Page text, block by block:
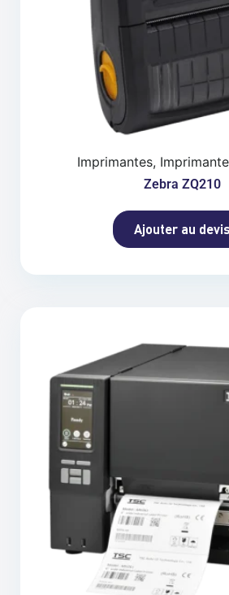
Imprimantes,
Zebra ZQ210
Ajouter au devis